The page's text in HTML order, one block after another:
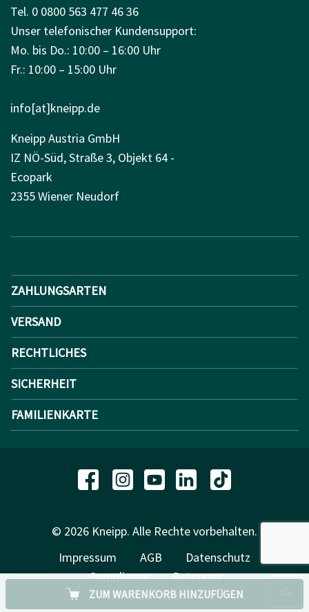
ZUM WARENKORB HINZUFÜGEN
Tel. 0 0800 563 477 46 36
Unser telefonischer Kundensupport:
Mo. bis Do.: 10:00 – 16:00 Uhr
Fr.: 10:00 – 15:00 Uhr
info[at]kneipp.de
Kneipp Austria GmbH
IZ NÖ-Süd, Straße 3, Objekt 64 -
Ecopark
2355 Wiener Neudorf
ZAHLUNGSARTEN
VERSAND
RECHTLICHES
SICHERHEIT
FAMILIENKARTE
© 2026 Kneipp. Alle Rechte vorbehalten.
Impressum
AGB
Datenschutz
Compliance
Retouren